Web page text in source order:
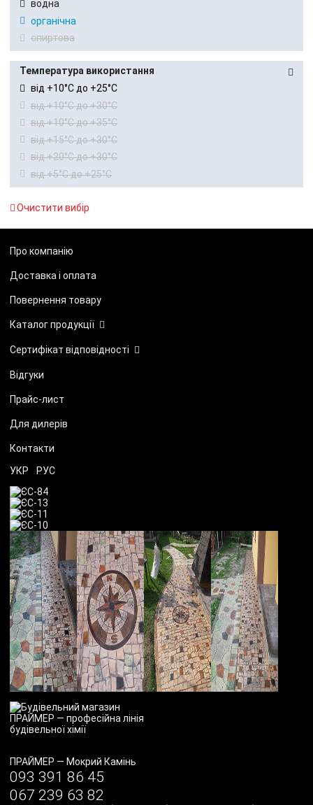
водна
органічна
спиртова
Температура використання
від +10°C до +25°C
від +10°C до +30°C
від +10°C до +35°C
від +15°C до +30°C
від +20°C до +30°C
від +5°C до +25°C
Очистити вибір
Про компанію
Доставка і оплата
Повернення товару
Каталог продукції
Сертифікат відповідності
Відгуки
Прайс-лист
Для дилерів
Контакти
УКР РУС
ПРАЙМЕР — Мокрий Камінь
093 391 86 45
067 239 63 82